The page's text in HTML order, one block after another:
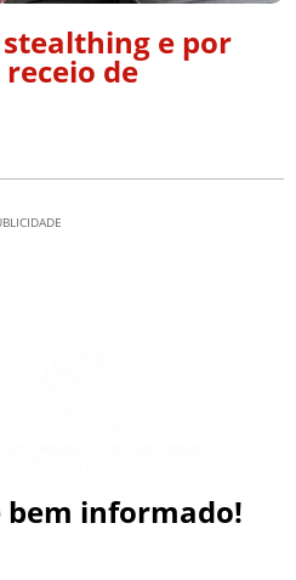
e por
de
bem informado!